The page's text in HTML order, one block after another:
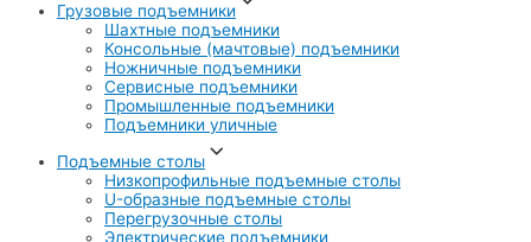
Грузовые подъемники
Шахтные подъемники
Консольные (мачтовые) подъемники
Ножничные подъемники
Сервисные подъемники
Промышленные подъемники
Подъемники уличные
Подъемные столы
Низкопрофильные подъемные столы
U-образные подъемные столы
Перегрузочные столы
Электрические подъемники